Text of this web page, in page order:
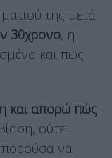
της μετά
30χρονο, η
και πως
και απορώ πώς
ούτε
να